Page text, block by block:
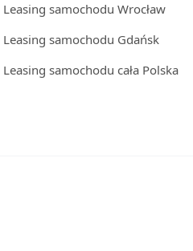
Leasing samochodu Wrocław
Leasing samochodu Gdańsk
Leasing samochodu cała Polska